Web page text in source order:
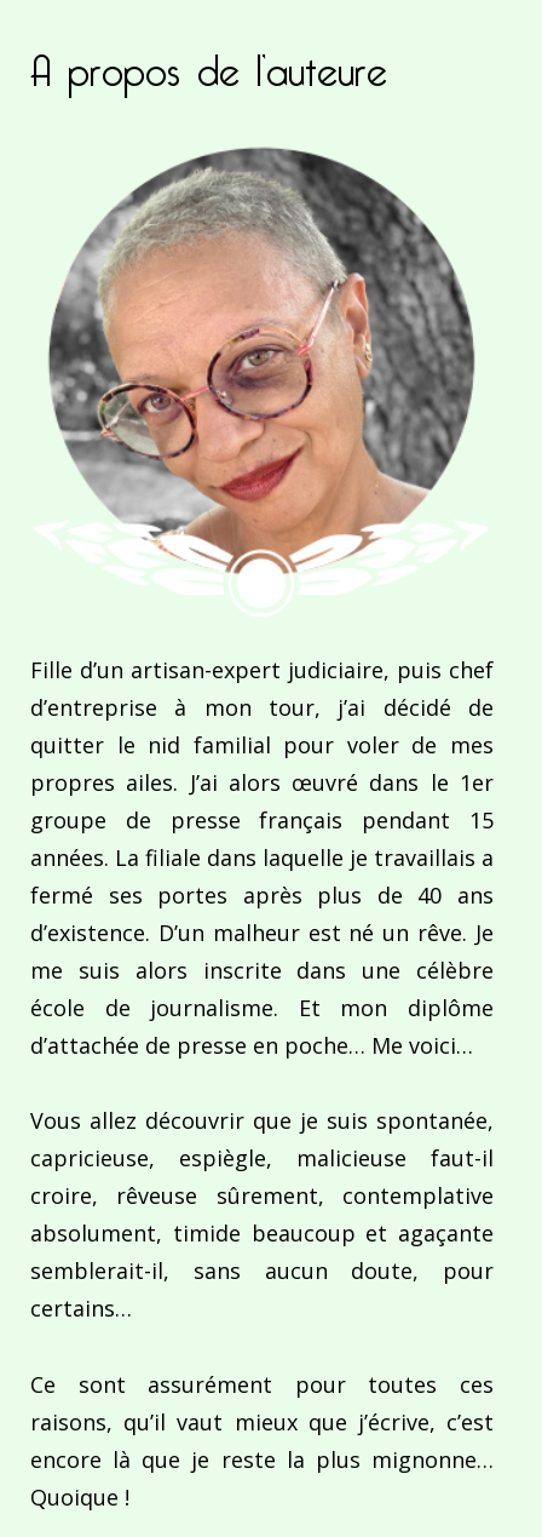
A propos de l’auteure
Fille d’un artisan-expert judiciaire, puis chef
d’entreprise à mon tour, j’ai décidé de
quitter le nid familial pour voler de mes
propres ailes. J’ai alors œuvré dans le 1er
groupe de presse français pendant 15
années. La filiale dans laquelle je travaillais a
fermé ses portes après plus de 40 ans
d’existence. D’un malheur est né un rêve. Je
me suis alors inscrite dans une célèbre
école de journalisme. Et mon diplôme
d’attachée de presse en poche… Me voici…
Vous allez découvrir que je suis spontanée,
capricieuse, espiègle, malicieuse faut-il
croire, rêveuse sûrement, contemplative
absolument, timide beaucoup et agaçante
semblerait-il, sans aucun doute, pour
certains…
Ce sont assurément pour toutes ces
raisons, qu’il vaut mieux que j’écrive, c’est
encore là que je reste la plus mignonne…
Quoique !